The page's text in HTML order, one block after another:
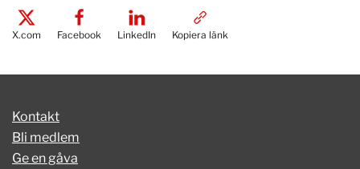
X.com Facebook LinkedIn Kopiera länk
Kontakt
Bli medlem
Ge en gåva